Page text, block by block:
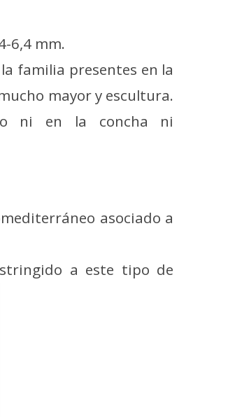
6,4 mm.
familia presentes en la
mayor y escultura.
ni en la concha ni
asociado a
a este tipo de